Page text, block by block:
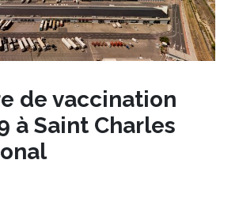
de vaccination
à Saint Charles